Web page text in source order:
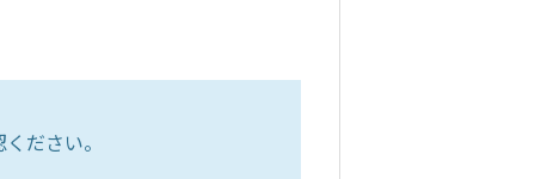
ださい。